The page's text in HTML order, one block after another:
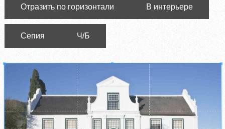
Отразить по горизонтали В интерьере
Сепия Ч/Б